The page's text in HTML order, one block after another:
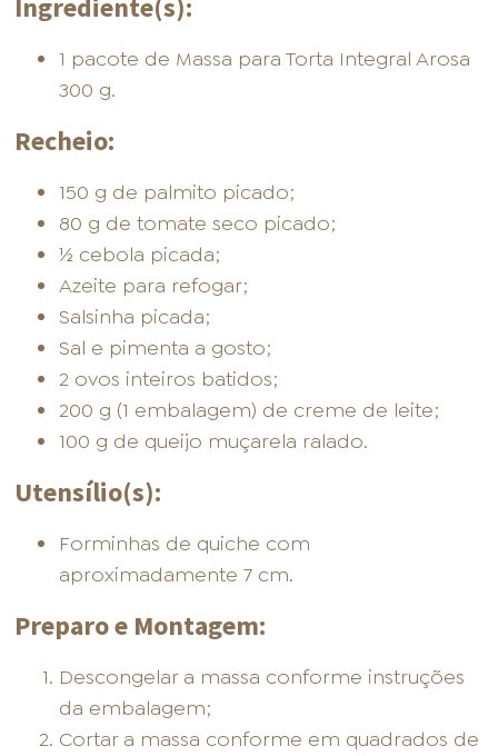
Ingrediente(s):
1 pacote de Massa para Torta Integral Arosa
300 g.
Recheio:
150 g de palmito picado;
80 g de tomate seco picado;
½ cebola picada;
Azeite para refogar;
Salsinha picada;
Sal e pimenta a gosto;
2 ovos inteiros batidos;
200 g (1 embalagem) de creme de leite;
100 g de queijo muçarela ralado.
Utensílio(s):
Forminhas de quiche com
aproximadamente 7 cm.
Preparo e Montagem:
Descongelar a massa conforme instruções
da embalagem;
Cortar a massa conforme em quadrados de